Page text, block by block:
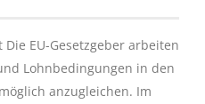
EU-Gesetzgeber arbeiten
Lohnbedingungen in den
anzugleichen. Im